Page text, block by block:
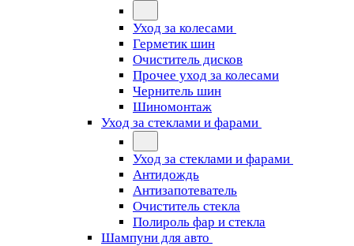
Уход за колесами
Герметик шин
Очиститель дисков
Прочее уход за колесами
Чернитель шин
Шиномонтаж
Уход за стеклами и фарами
Уход за стеклами и фарами
Антидождь
Антизапотеватель
Очиститель стекла
Полироль фар и стекла
Шампуни для авто